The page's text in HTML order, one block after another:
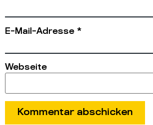
E-Mail-Adresse *
Webseite